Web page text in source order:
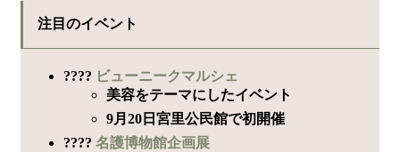
注目のイベント
???? ビューニークマルシェ
美容をテーマにしたイベント
9月20日宮里公民館で初開催
???? 名護博物館企画展